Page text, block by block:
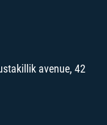
avenue, 42